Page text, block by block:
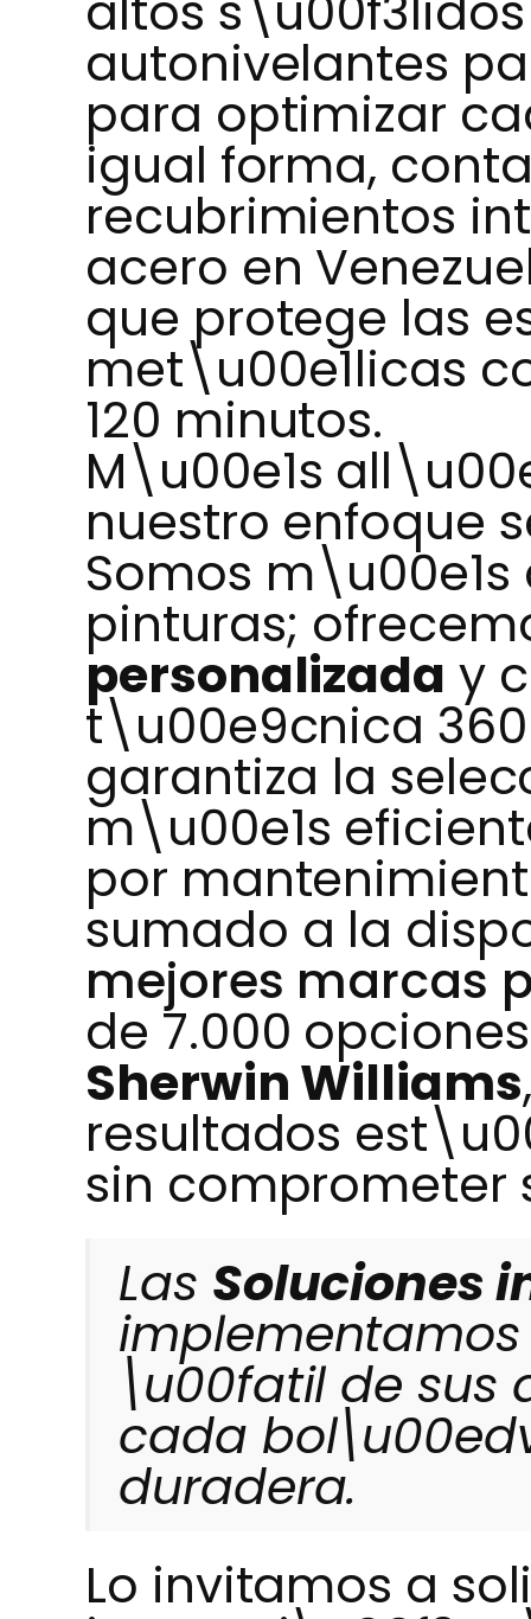
autonivelantes
para optimizar
igual forma,
recubrimientos
acero en
que protege las
met\u00e1licas
120 minutos.
M\u00e1s
nuestro enfoque
Somos
pinturas;
personalizada y
t\u00e9cnica
garantiza la
m\u00e1s
por
sumado a la
mejores marcas
de 7.000
Sherwin Williams
resultados
sin comprometer
Las Soluciones
\u00fatil de sus
cada
duradera.
Lo invitamos a